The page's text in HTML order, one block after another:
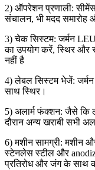
2) ऑपरेशन प्रणाली:
संचालन, भी मदद समारोह
3) चेक सिस्टम: जर्मन
का उपयोग करें, स्थिर
नहीं है
4) लेबल सिस्टम भेजें: जर्मन
साथ स्थिर।
5) अलार्म फंक्शन: जैसे कि
दौरान अन्य खराबी सभी
6) मशीन सामग्री: मशीन
स्टेनलेस स्टील और
प्रतिरोध और जंग के साथ